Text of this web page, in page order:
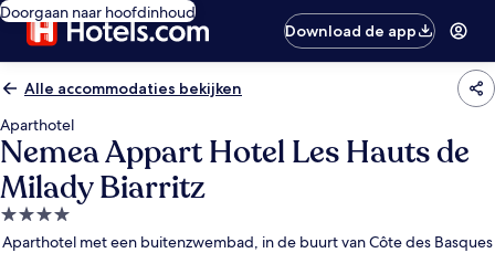
Doorgaan naar hoofdinhoud
Download de app
Alle accommodaties bekijken
Aparthotel
Nemea Appart Hotel Les Hauts de
Milady Biarritz
4.0-
sterrenaccommodatie
Aparthotel met een buitenzwembad, in de buurt van Côte des Basques